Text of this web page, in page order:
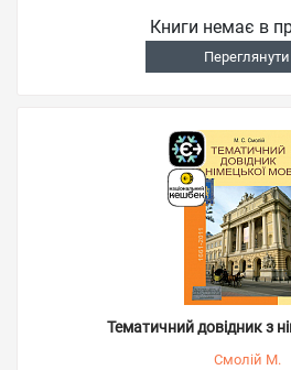
Книги немає в
Переглянути
Тематичний довідник з
Смолій М.